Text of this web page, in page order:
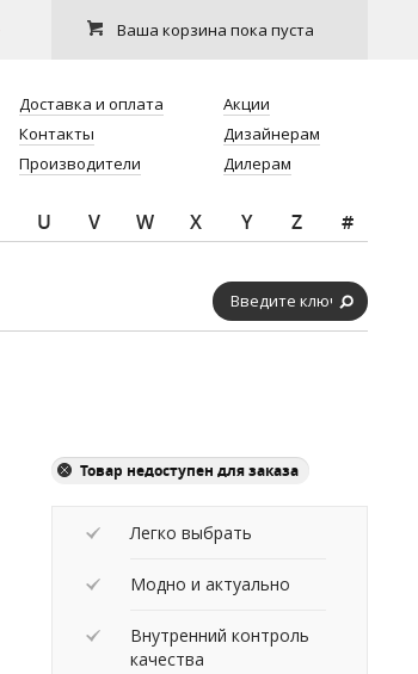
Ваша корзина пока пуста
Доставка и оплата
Контакты
Производители
Акции
Дизайнерам
Дилерам
U V W X Y Z #
Товар недоступен для заказа
Легко выбрать
Модно и актуально
Внутренний контроль
качества